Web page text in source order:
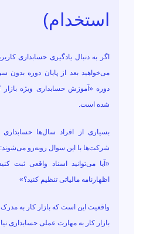
استخدام)
اگر به دنبال یادگیری حسابداری
می‌خواهید بعد از پایان دوره بدون
دوره «آموزش حسابداری ویژه
شده است.
بسیاری از افراد سال‌ها حسابداری
شرکت‌ها با این سوال روبه‌رو می‌شوند:
«آیا می‌توانید اسناد واقعی ثبت
اظهارنامه مالیاتی تنظیم کنید؟»
واقعیت این است که بازار کار به
بازار کار به مهارت عملی حسابداری